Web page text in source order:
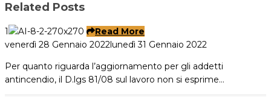
Related Posts
1
Read More
venerdì 28 Gennaio 2022lunedì 31 Gennaio 2022
Per quanto riguarda l’aggiornamento per gli addetti
antincendio, il D.lgs 81/08 sul lavoro non si esprime…